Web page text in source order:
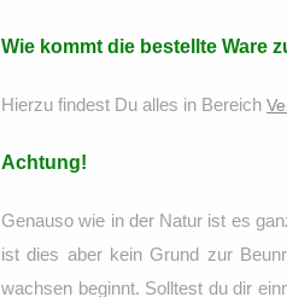
Wie kommt die bestellte Ware
Hierzu findest Du alles in Bereich
Achtung!
Genauso wie in der Natur ist es
ist dies aber kein Grund zur
wachsen beginnt. Solltest du dir